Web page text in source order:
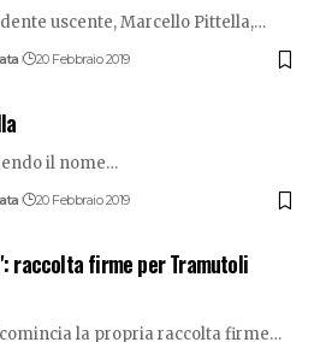
uscente, Marcello Pittella,…
20 Febbraio 2019
il nome…
20 Febbraio 2019
raccolta firme per Tramutoli
la propria raccolta firme…